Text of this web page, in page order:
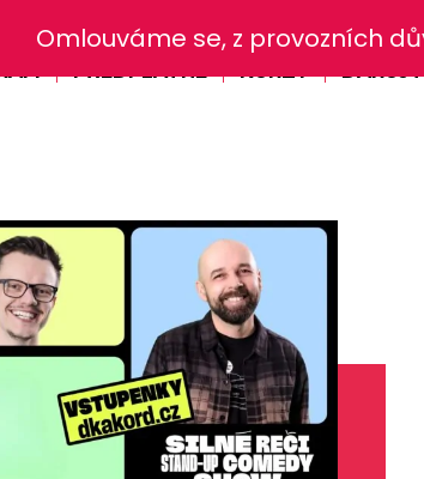
PŘEDPLATNÉ KURZY
Omlouváme se, z provozních